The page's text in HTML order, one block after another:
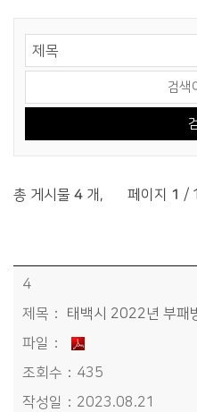
총 게시물 4개 , 페이지 1 / 1
정보공개>감사결과공개>청렴정책 목록 - 번호, 제목, 파일, 조회수, 작성일정보 제공
4
태백시 2022년 부패
435
2023.08.21